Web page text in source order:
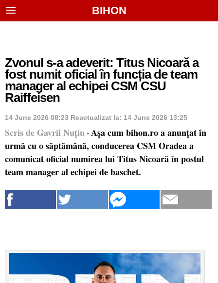
BIHON
Zvonul s-a adeverit: Titus Nicoară a
fost numit oficial în funcția de team
manager al echipei CSM CSU
Raiffeisen
14 June 2026 08:23 Reactualizat la: 14 June 2026 13:25
Scris de Gavril Nuțiu - Așa cum bihon.ro a anunțat în
urmă cu o săptămână, conducerea CSM Oradea a
comunicat oficial numirea lui Titus Nicoară în postul
team manager al echipei de baschet.